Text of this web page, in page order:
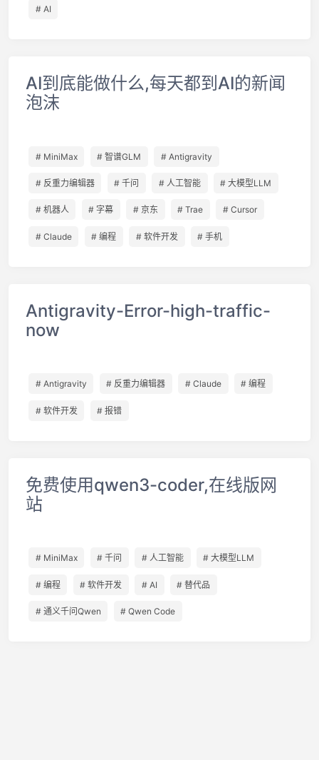
# AI
AI到底能做什么,每天都到AI的新闻
泡沫
# MiniMax # 智谱GLM # Antigravity
# 反重力编辑器 # 千问 # 人工智能 # 大模型LLM
# 机器人 # 字幕 # 京东 # Trae # Cursor
# Claude # 编程 # 软件开发 # 手机
Antigravity-Error-high-traffic-
now
# Antigravity # 反重力编辑器 # Claude # 编程
# 软件开发 # 报错
免费使用qwen3-coder,在线版网
站
# MiniMax # 千问 # 人工智能 # 大模型LLM
# 编程 # 软件开发 # AI # 替代品
# 通义千问Qwen # Qwen Code